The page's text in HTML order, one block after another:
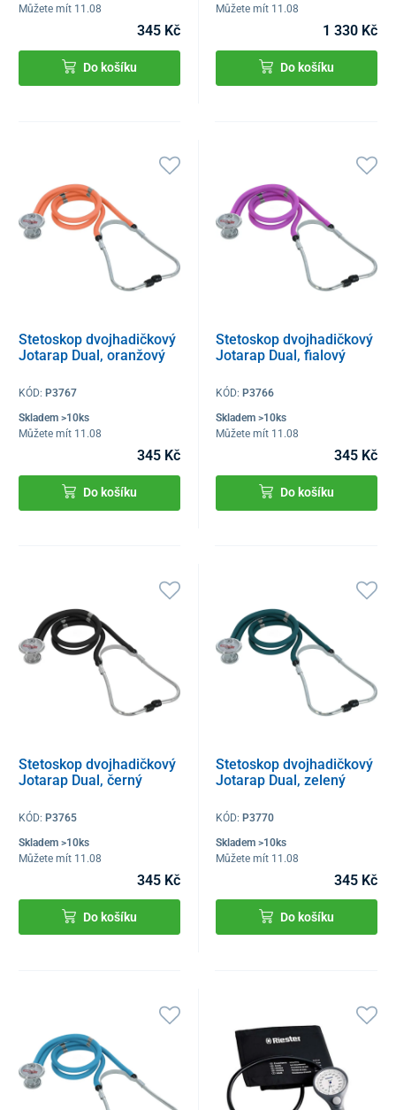
Můžete mít 11.08
345 Kč
Do košíku
Můžete mít 11.08
1 330 Kč
Do košíku
Stetoskop dvojhadičkový
Jotarap Dual, oranžový
KÓD: P3767
Skladem >10ks
Můžete mít 11.08
345 Kč
Do košíku
Stetoskop dvojhadičkový
Jotarap Dual, fialový
KÓD:P3766
Skladem >10ks
Můžete mít 11.08
345 Kč
Do košíku
Stetoskop dvojhadičkový
Jotarap Dual, černý
KÓD: P3765
Skladem >10ks
Můžete mít 11.08
345 Kč
Do košíku
Stetoskop dvojhadičkový
Jotarap Dual, zelený
KÓD:P3770
Skladem >10ks
Můžete mít 11.08
345 Kč
Do košíku